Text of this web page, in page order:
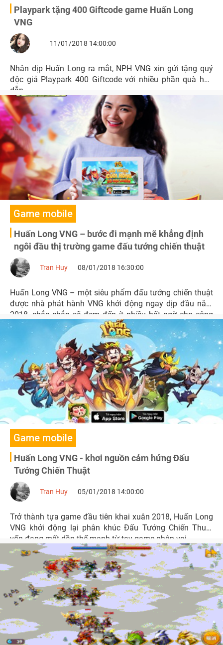
Playpark tặng 400 Giftcode game Huấn Long
VNG
11/01/2018 14:00:00
Nhân dịp Huấn Long ra mắt, NPH VNG xin gửi tặng quý
độc giả Playpark 400 Giftcode với nhiều phần quà hấp
dẫn.
Game mobile
Huấn Long VNG – bước đi mạnh mẽ khẳng định
ngôi đầu thị trường game đấu tướng chiến thuật
Tran Huy 08/01/2018 16:30:00
Huấn Long VNG – một siêu phẩm đấu tướng chiến thuật
được nhà phát hành VNG khởi động ngay dịp đầu năm
2018, chắc chắn sẽ đem đến ít nhiều bất ngờ cho cộng
đồng game thủ yêu mến thể loại này.
Game mobile
Huấn Long VNG - khơi nguồn cảm hứng Đấu
Tướng Chiến Thuật
Tran Huy 05/01/2018 14:00:00
Trở thành tựa game đầu tiên khai xuân 2018, Huấn Long
VNG khởi động lại phân khúc Đấu Tướng Chiến Thuật
vốn đang mất dần thế mạnh từ tay game nhập vai.